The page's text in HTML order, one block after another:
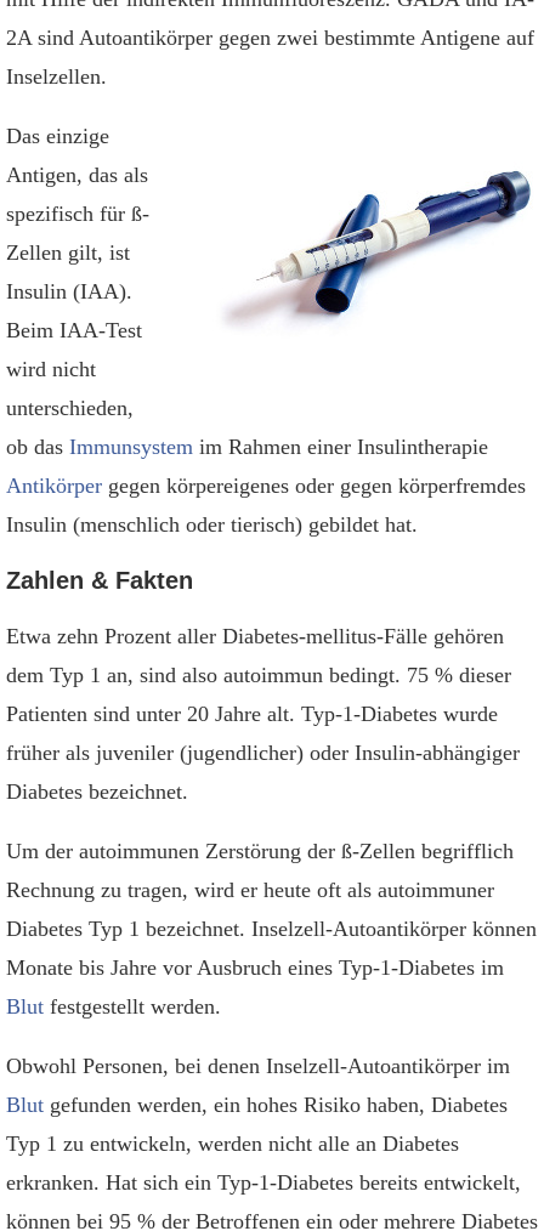
2A sind Autoantikörper gegen zwei bestimmte Antigene auf
Inselzellen.
Das einzige
Antigen, das als
spezifisch für ß-
Zellen gilt, ist
Insulin (IAA).
Beim IAA-Test
wird nicht
unterschieden,
ob das Immunsystem im Rahmen einer Insulintherapie
Antikörper gegen körpereigenes oder gegen körperfremdes
Insulin (menschlich oder tierisch) gebildet hat.
Zahlen & Fakten
Etwa zehn Prozent aller Diabetes-mellitus-Fälle gehören
dem Typ 1 an, sind also autoimmun bedingt. 75 % dieser
Patienten sind unter 20 Jahre alt. Typ-1-Diabetes wurde
früher als juveniler (jugendlicher) oder Insulin-abhängiger
Diabetes bezeichnet.
Um der autoimmunen Zerstörung der ß-Zellen begrifflich
Rechnung zu tragen, wird er heute oft als autoimmuner
Diabetes Typ 1 bezeichnet. Inselzell-Autoantikörper können
Monate bis Jahre vor Ausbruch eines Typ-1-Diabetes im
Blut festgestellt werden.
Obwohl Personen, bei denen Inselzell-Autoantikörper im
Blut gefunden werden, ein hohes Risiko haben, Diabetes
Typ 1 zu entwickeln, werden nicht alle an Diabetes
erkranken. Hat sich ein Typ-1-Diabetes bereits entwickelt,
können bei 95 % der Betroffenen ein oder mehrere Diabetes